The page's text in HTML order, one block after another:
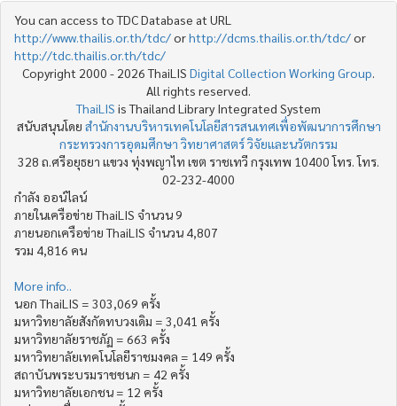
You can access to TDC Database at URL
http://www.thailis.or.th/tdc/orhttp://dcms.thailis.or.th/tdc/or
http://tdc.thailis.or.th/tdc/
Copyright 2000 - 2026 ThaiLIS Digital Collection Working Group
All rights reserved.
ThaiLIS is Thailand Library Integrated System
สนับสนุนโดย สำนักงานบริหารเทคโนโลยีสารสนเทศเพื่อพัฒนาการศึกษา
กระทรวงการอุดมศึกษา วิทยาศาสตร์ วิจัยและนวัตกรรม
328 ถ.ศรีอยุธยา แขวง ทุ่งพญาไท เขต ราชเทวี กรุงเทพ 10400 โทร. โทร.
02-232-4000
กำลัง ออน์ไลน์
ภายในเครือข่าย ThaiLIS จำนวน 9
ภายนอกเครือข่าย ThaiLIS จำนวน 4,807
รวม 4,816 คน
More info..
นอก ThaiLIS = 303,069 ครั้ง
มหาวิทยาลัยสังกัดทบวงเดิม = 3,041 ครั้ง
มหาวิทยาลัยราชภัฏ = 663 ครั้ง
มหาวิทยาลัยเทคโนโลยีราชมงคล = 149 ครั้ง
สถาบันพระบรมราชชนก = 42 ครั้ง
มหาวิทยาลัยเอกชน = 12 ครั้ง